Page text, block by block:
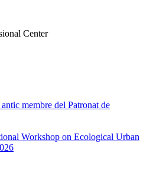
Center
membre del Patronat de
Workshop on Ecological Urban